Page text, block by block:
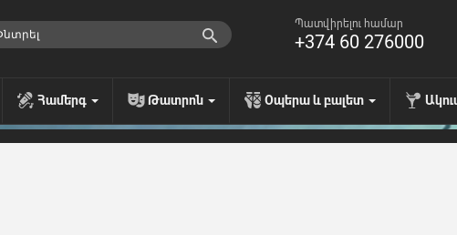
Պատվիրելու համար
+374 60 276000
Համերգ Թատրոն Օպերա և բալետ